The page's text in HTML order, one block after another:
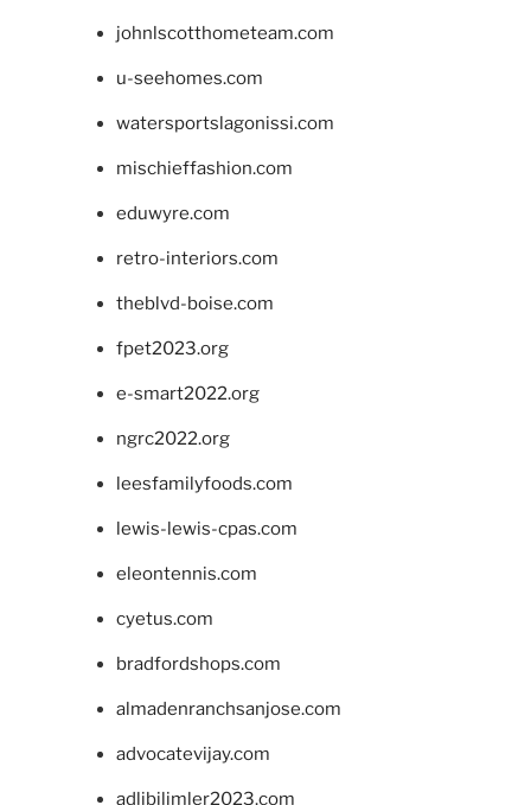
johnlscotthometeam.com
u-seehomes.com
watersportslagonissi.com
mischieffashion.com
eduwyre.com
retro-interiors.com
theblvd-boise.com
fpet2023.org
e-smart2022.org
ngrc2022.org
leesfamilyfoods.com
lewis-lewis-cpas.com
eleontennis.com
cyetus.com
bradfordshops.com
almadenranchsanjose.com
advocatevijay.com
adlibilimler2023.com